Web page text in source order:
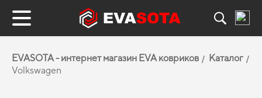
EVASOTA - интернет магазин EVA ковриков
Каталог
Volkswagen